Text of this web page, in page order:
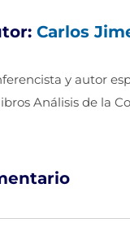
Carlos
y autor
Análisis de la